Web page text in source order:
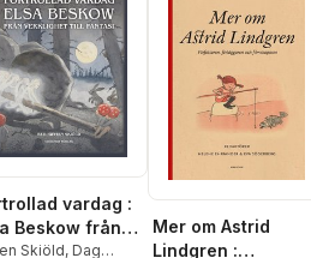
vardag :
Beskow från
till
Skiöld, Dag
Mer om Astrid
Lindgren :